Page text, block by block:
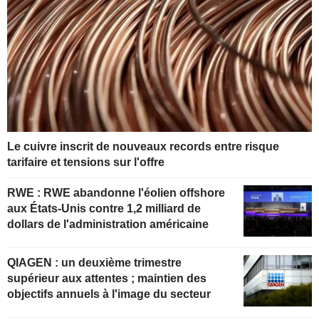
Le cuivre inscrit de nouveaux records entre risque
tarifaire et tensions sur l'offre
RWE : RWE abandonne l'éolien offshore
aux États-Unis contre 1,2 milliard de
dollars de l'administration américaine
QIAGEN : un deuxième trimestre
supérieur aux attentes ; maintien des
objectifs annuels à l'image du secteur